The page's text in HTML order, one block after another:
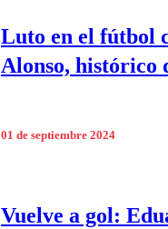
Luto en el fútbol
Alonso, histórico
01 de septiembre 2024
Vuelve a gol: